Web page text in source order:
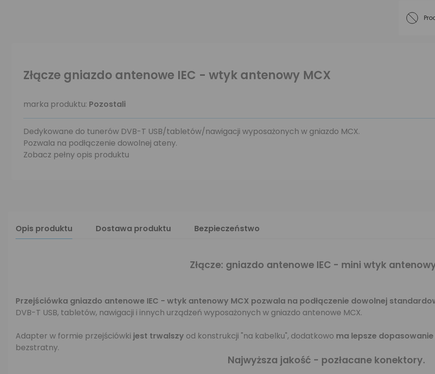
Złącze gniazdo antenowe IEC - wtyk antenowy MCX
marka produktu: Pozostali
Dedykowane do tunerów DVB-T USB/tabletów/nawigacji wyposażonych w gniazdo MCX.
Pozwala na podłączenie dowolnej ateny.
Zobacz pełny opis produktu
Opis produktu Dostawa produktu Bezpieczeństwo
Złącze: gniazdo antenowe IEC - mini wtyk
Przejściówka gniazdo antenowe IEC - wtyk antenowy MCX pozwala na podłączenie dowolnej
DVB-T USB, tabletów, nawigacji i innych urządzeń wyposażonych w gniazdo antenowe MCX.
Adapter w formie przejściówki jest trwalszy od konstrukcji "na kabelku", dodatkowo ma lepsze dopasowanie
bezstratny.
Najwyższa jakość - pozłacane konektory.